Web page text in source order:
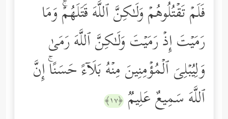
فَلَمۡ تَقۡتُلُوهُمۡ وَلَـٰكِنَّ ٱللَّهَ قَتَلَهُمۡۚ وَمَا
رَمَیۡتَ إِذۡ رَمَیۡتَ وَلَـٰكِنَّ ٱللَّهَ رَمَىٰ
وَلِیُبۡلِیَ ٱلۡمُؤۡمِنِینَ مِنۡهُ بَلَاۤءً حَسَنًاۚ إِنَّ
ٱللَّهَ سَمِیعٌ عَلِیمࣱ ﴿١٧﴾